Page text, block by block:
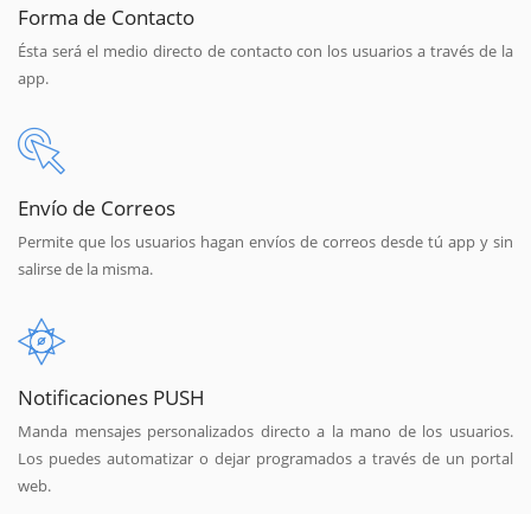
Forma de Contacto
Ésta será el medio directo de contacto con los usuarios a través de la
app.
Envío de Correos
Permite que los usuarios hagan envíos de correos desde tú app y sin
salirse de la misma.
Notificaciones PUSH
Manda mensajes personalizados directo a la mano de los usuarios.
Los puedes automatizar o dejar programados a través de un portal
web.